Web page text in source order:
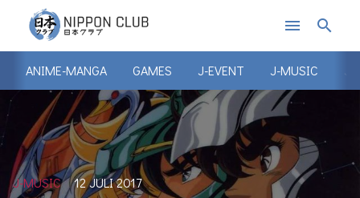
menu search
ANIME-MANGA GAMES J-EVENT J-MUSIC J-
J-MUSIC 12 JULI 2017